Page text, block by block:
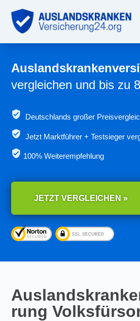
vergleichen und bis zu
Deutschlands großer
Jetzt Marktführer + Testsieger
100% Weiterempfehlung
JETZT VERGLEICHEN »
rung